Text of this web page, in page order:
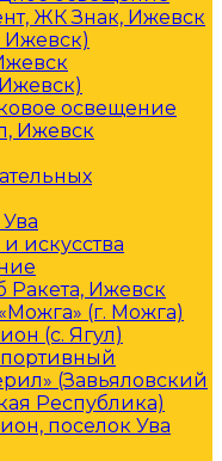
ЖК Знак, Ижевск
Ижевск)
освещение
Ижевск
искусства
Ракета, Ижевск
(г. Можга)
(с. Ягул)
(Завьяловский
Республика)
поселок Ува